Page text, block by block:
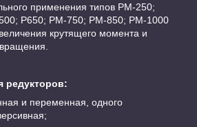
применения типов РМ-250;
Р650; РМ-750; РМ-850; PM-1000
крутящего момента и
редукторов:
и переменная, одного